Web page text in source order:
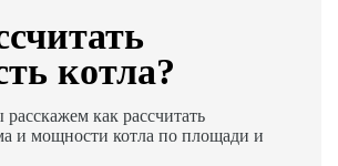
котла?
как рассчитать
и мощности котла по площади и